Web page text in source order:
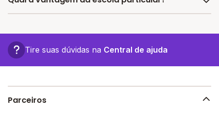
completa e recursos educacionais mais avançados,
proporcionando um ambiente propício ao
Tire suas dúvidas na Central de ajuda
Parceiros